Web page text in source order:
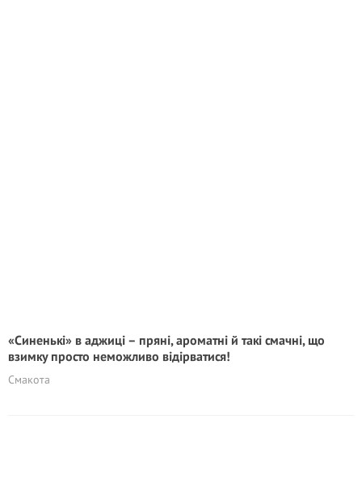
«Синенькі» в аджиці – пряні, ароматні й такі смачні, що
взимку просто неможливо відірватися!
Смакота